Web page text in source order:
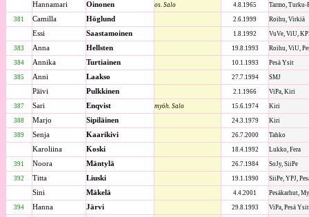
Hannamari Oinonen os. Salo 4.8.1965 Tarmo, Turku-
381 Camilla Höglund 2.6.1999 Roihu, Virkiä
Essi Saastamoinen 1.8.1992 VuVe, ViU,
383 Anna Hellsten 19.8.1993 Roihu, ViU,
384 Annika Turtiainen 10.1.1993 Pesä Ysit
385 Anni Laakso 27.7.1994 SMJ
Päivi Pulkkinen 2.1.1966 ViPa, Kiri
387 Sari Enqvist myöh. Salo 15.6.1974 Kiri
388 Marjo Sipiläinen 24.3.1979 Kiri
389 Senja Kaarikivi 26.7.2000 Tahko
Karoliina Koski 18.4.1992 Lukko, Fera
391 Noora Mäntylä 26.7.1984 SoJy, SiiPe
392 Titta Liuski 19.1.1990 SiiPe, YPJ,
Sini Mäkelä 4.4.2001 Pesäkarhut,
394 Hanna Järvi 29.8.1993 ViPa, Pesä Ysit